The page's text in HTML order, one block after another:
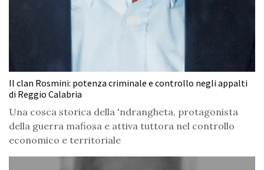
Il clan Rosmini: potenza criminale e controllo negli appalti
di Reggio Calabria
Una cosca storica della 'ndrangheta, protagonista
della guerra mafiosa e attiva tuttora nel controllo
economico e territoriale